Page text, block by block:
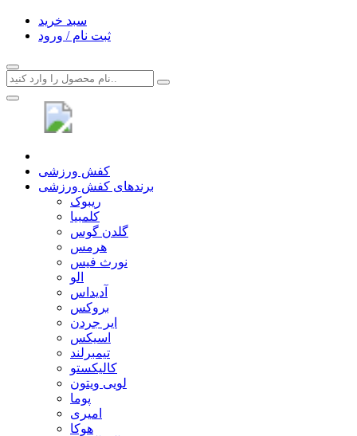
سبد خرید
ثبت نام / ورود
کفش ورزشی
برندهای کفش ورزشی
ریبوک
کلمبیا
گلدن گوس
هرمس
نورث فیس
الو
آدیداس
بروکس
ایر جردن
اسیکس
تیمبرلند
کالیکستو
لویی ویتون
پوما
امیری
هوکا